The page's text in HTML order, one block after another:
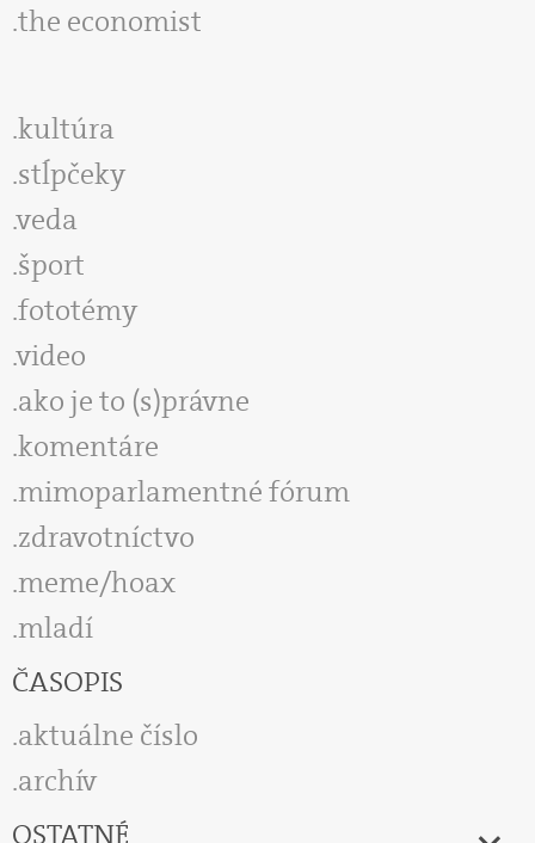
the economist
kultúra
stĺpčeky
veda
šport
fototémy
video
ako je to (s)právne
komentáre
mimoparlamentné fórum
zdravotníctvo
meme/hoax
mladí
ČASOPIS
aktuálne číslo
archív
OSTATNÉ